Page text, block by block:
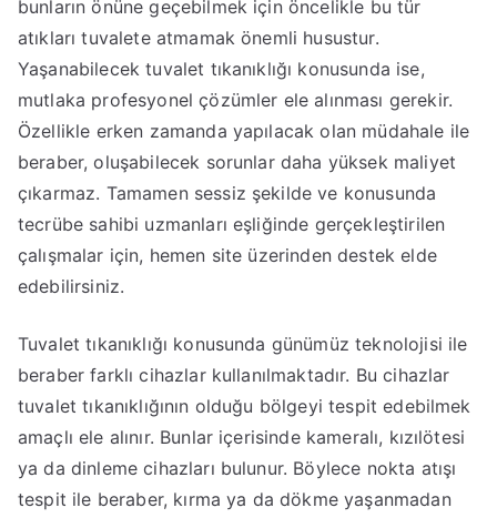
bunların önüne geçebilmek için öncelikle bu tür
atıkları tuvalete atmamak önemli husustur.
Yaşanabilecek tuvalet tıkanıklığı konusunda ise,
mutlaka profesyonel çözümler ele alınması gerekir.
Özellikle erken zamanda yapılacak olan müdahale ile
beraber, oluşabilecek sorunlar daha yüksek maliyet
çıkarmaz. Tamamen sessiz şekilde ve konusunda
tecrübe sahibi uzmanları eşliğinde gerçekleştirilen
çalışmalar için, hemen site üzerinden destek elde
edebilirsiniz.
Tuvalet tıkanıklığı konusunda günümüz teknolojisi ile
beraber farklı cihazlar kullanılmaktadır. Bu cihazlar
tuvalet tıkanıklığının olduğu bölgeyi tespit edebilmek
amaçlı ele alınır. Bunlar içerisinde kameralı, kızılötesi
ya da dinleme cihazları bulunur. Böylece nokta atışı
tespit ile beraber, kırma ya da dökme yaşanmadan